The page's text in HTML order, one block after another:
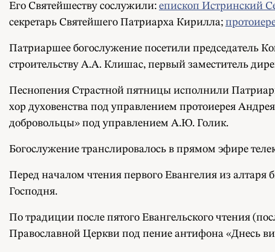
Его Святейшеству сослужили: епископ Истринский
секретарь Святейшего Патриарха Кирилла;
Патриаршее богослужение посетили председатель
строительству А.А. Клишас, первый заместитель
Песнопения Страстной пятницы исполнили
хор духовенства под управлением протоиерея
добровольцы» под управлением А.Ю. Голик.
Богослужение транслировалось в прямом эфире
Перед началом чтения первого Евангелия из
Господня.
По традиции после пятого Евангельского чтения
Православной Церкви под пение антифона «Днесь